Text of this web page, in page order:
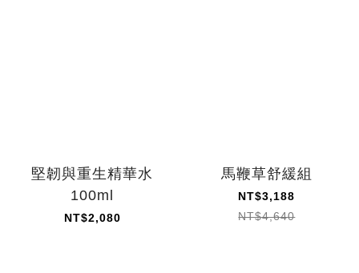
堅韌與重生精華水
100ml
NT$2,080
馬鞭草舒緩組
NT$3,188
NT$4,640